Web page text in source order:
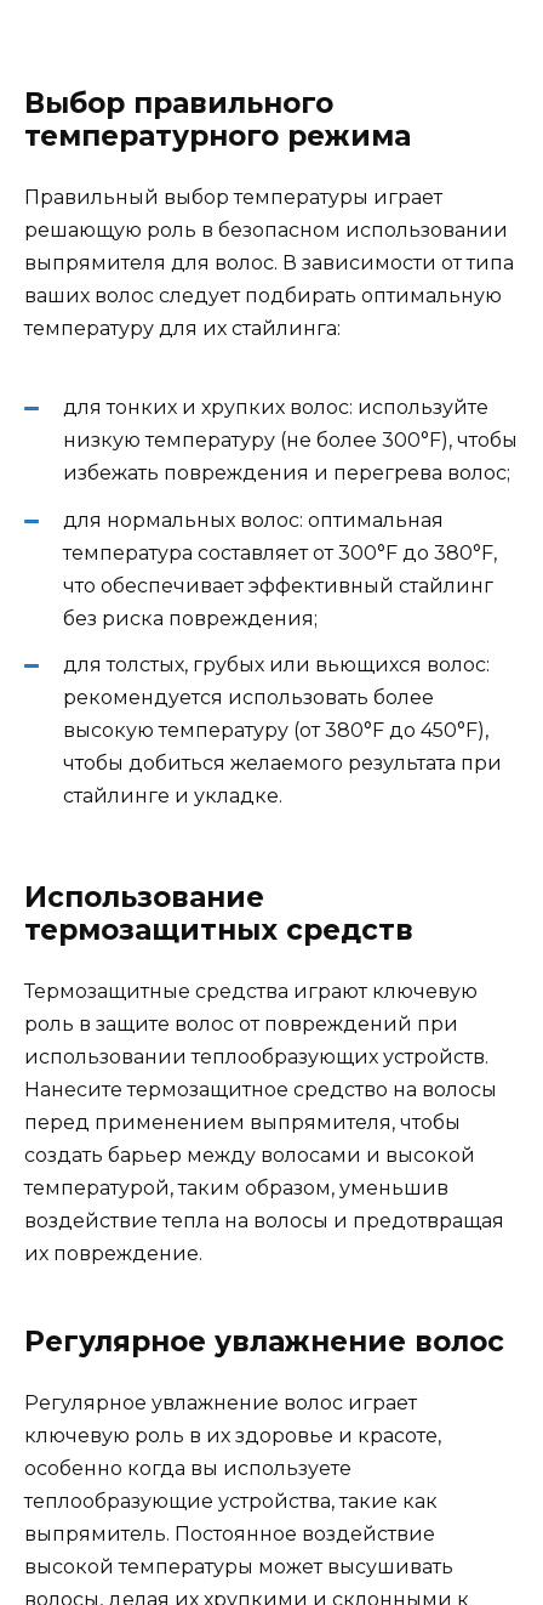
Выбор правильного
температурного режима
Правильный выбор температуры играет
решающую роль в безопасном использовании
выпрямителя для волос. В зависимости от типа
ваших волос следует подбирать оптимальную
температуру для их стайлинга:
для тонких и хрупких волос: используйте
низкую температуру (не более 300°F), чтобы
избежать повреждения и перегрева волос;
для нормальных волос: оптимальная
температура составляет от 300°F до 380°F,
что обеспечивает эффективный стайлинг
без риска повреждения;
для толстых, грубых или вьющихся волос:
рекомендуется использовать более
высокую температуру (от 380°F до 450°F),
чтобы добиться желаемого результата при
стайлинге и укладке.
Использование
термозащитных средств
Термозащитные средства играют ключевую
роль в защите волос от повреждений при
использовании теплообразующих устройств.
Нанесите термозащитное средство на волосы
перед применением выпрямителя, чтобы
создать барьер между волосами и высокой
температурой, таким образом, уменьшив
воздействие тепла на волосы и предотвращая
их повреждение.
Регулярное увлажнение волос
Регулярное увлажнение волос играет
ключевую роль в их здоровье и красоте,
особенно когда вы используете
теплообразующие устройства, такие как
выпрямитель. Постоянное воздействие
высокой температуры может высушивать
волосы, делая их хрупкими и склонными к